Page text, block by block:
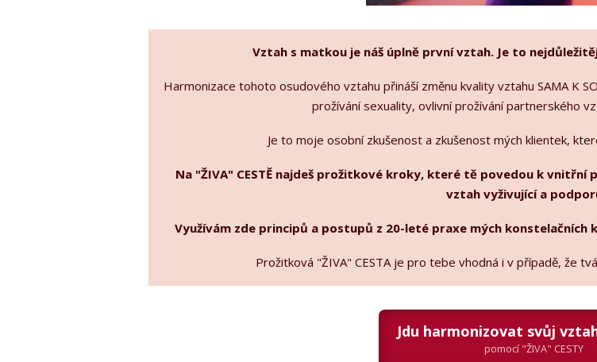
Vztah s matkou je náš úplně první vztah. Je to
Harmonizace tohoto osudového vztahu přináší změnu kvality vztahu SAMA K
prožívání sexuality, ovlivní prožívání partnerského
Je to moje osobní zkušenost a zkušenost mých klientek,
Na "ŽIVA" CESTĚ najdeš prožitkové kroky, které tě povedou k
vztah vyživující a
Využívám zde principů a postupů z 20-leté praxe mých
Prožitková "ŽIVA" CESTA je pro tebe vhodná i v případě, že
Jdu harmonizovat svůj
pomocí "ŽIVA" CESTY